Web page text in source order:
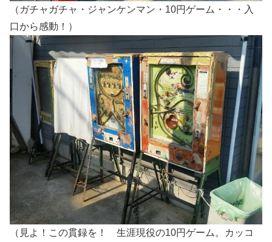
（ガチャガチャ・ジャンケンマン・10円ゲーム・・・入
口から感動！）
（見よ！この貫録を！ 生涯現役の10円ゲーム。カッコ